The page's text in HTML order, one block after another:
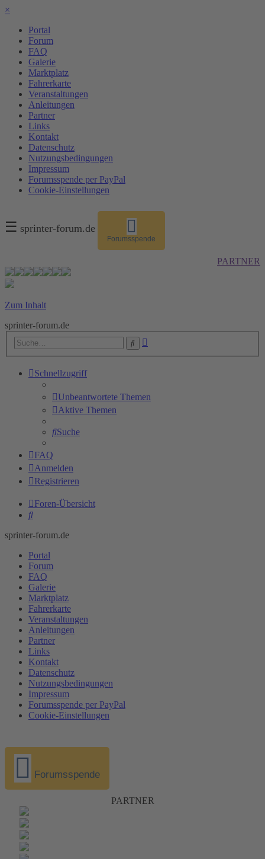
×
Portal
Forum
FAQ
Galerie
Marktplatz
Fahrerkarte
Veranstaltungen
Anleitungen
Partner
Links
Kontakt
Datenschutz
Nutzungsbedingungen
Impressum
Forumsspende per PayPal
Cookie-Einstellungen
☰ sprinter-forum.de
Forumsspende
PARTNER
Zum Inhalt
sprinter-forum.de
Suche
Schnellzugriff
Unbeantwortete Themen
Aktive Themen
Suche
FAQ
Anmelden
Registrieren
Foren-Übersicht
Suche
sprinter-forum.de
Portal
Forum
FAQ
Galerie
Marktplatz
Fahrerkarte
Veranstaltungen
Anleitungen
Partner
Links
Kontakt
Datenschutz
Nutzungsbedingungen
Impressum
Forumsspende per PayPal
Cookie-Einstellungen
Forumsspende
PARTNER